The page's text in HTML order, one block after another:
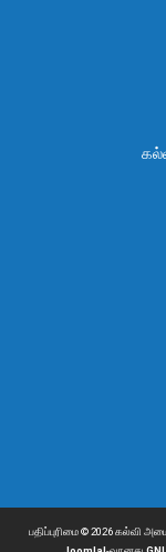
பதிப்புரிமை © 2026 கல்வி